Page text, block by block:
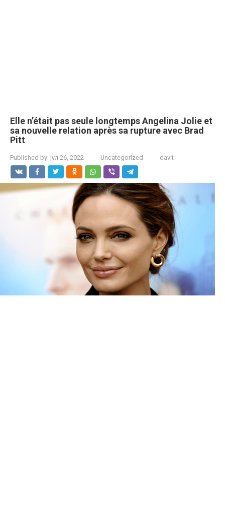
Elle n’était pas seule longtemps Angelina Jolie et
sa nouvelle relation après sa rupture avec Brad
Pitt
Published by: јул 26, 2022 Uncategorized davit